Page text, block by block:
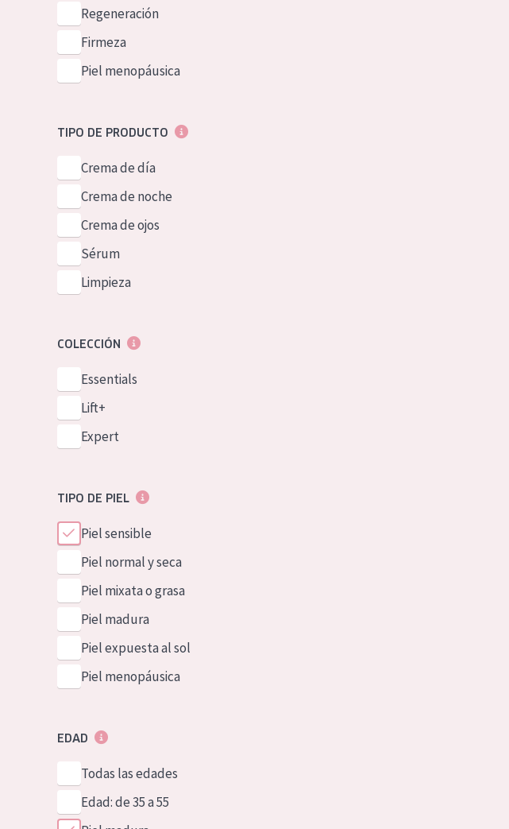
German
Spanish
Greek
Regeneración
Firmeza
Piel menopáusica
TIPO DE PRODUCTO
Crema de día
Crema de noche
Crema de ojos
Sérum
Limpieza
COLECCIÓN
Essentials
Lift+
Expert
TIPO DE PIEL
Piel sensible
Piel normal y seca
Piel mixata o grasa
Piel madura
Piel expuesta al sol
Piel menopáusica
EDAD
Todas las edades
Edad: de 35 a 55